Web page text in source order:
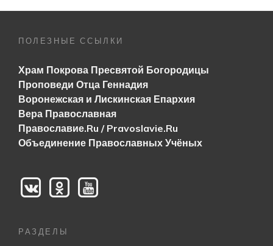
ПОЛЕЗНЫЕ ССЫЛКИ
Храм Покрова Пресвятой Богородицы
Проповеди Отца Геннадия
Воронежская и Лискинская Епархия
Вера Православная
Православие.Ru / Pravoslavie.Ru
Объединение Православных Учёных
РАЗДЕЛЫ